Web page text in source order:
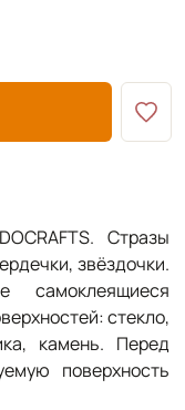
Стразы
звёздочки.
самоклеящиеся
стекло,
камень. Перед
поверхность